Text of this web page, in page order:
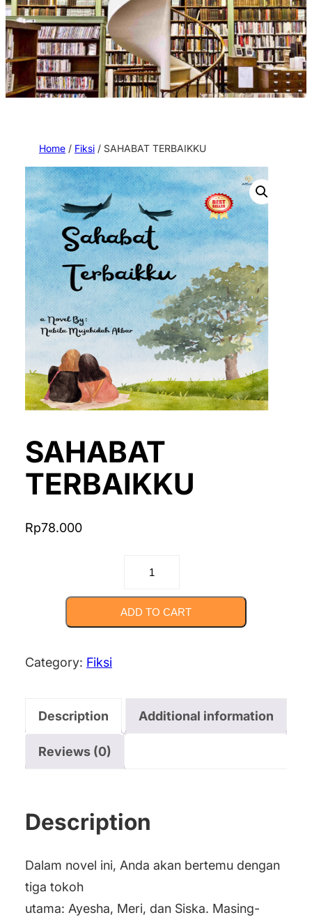
Home / Fiksi / SAHABAT TERBAIKKU
SAHABAT
TERBAIKKU
Rp78.000
SAHABAT
quantity
ADD TO CART
Category: Fiksi
Description Additional information
Reviews (0)
Description
Dalam novel ini, Anda akan bertemu dengan
tiga tokoh
utama: Ayesha, Meri, dan Siska. Masing-